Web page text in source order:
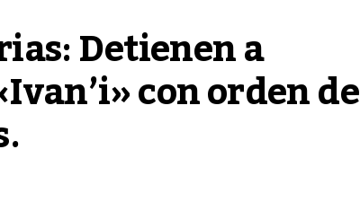
Detienen a
con orden de